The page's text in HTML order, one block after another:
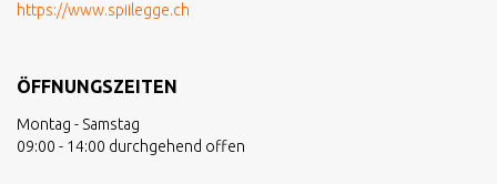
https://www.spiilegge.ch
ÖFFNUNGSZEITEN
Montag - Samstag
09:00 - 14:00 durchgehend offen